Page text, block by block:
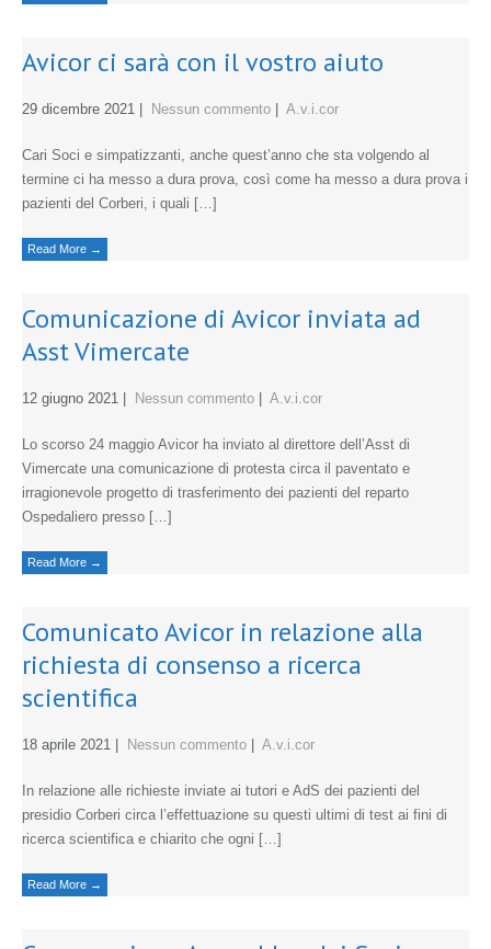
Avicor ci sarà con il vostro aiuto
29 dicembre 2021 Nessun commento A.v.i.cor
Cari Soci e simpatizzanti, anche quest’anno che sta volgendo al
termine ci ha messo a dura prova, così come ha messo a dura prova i
pazienti del Corberi, i quali […]
Read More →
Comunicazione di Avicor inviata ad
Asst Vimercate
12 giugno 2021 Nessun commento A.v.i.cor
Lo scorso 24 maggio Avicor ha inviato al direttore dell’Asst di
Vimercate una comunicazione di protesta circa il paventato e
irragionevole progetto di trasferimento dei pazienti del reparto
Ospedaliero presso […]
Read More →
Comunicato Avicor in relazione alla
richiesta di consenso a ricerca
scientifica
18 aprile 2021 Nessun commento A.v.i.cor
In relazione alle richieste inviate ai tutori e AdS dei pazienti del
presidio Corberi circa l’effettuazione su questi ultimi di test ai fini di
ricerca scientifica e chiarito che ogni […]
Read More →